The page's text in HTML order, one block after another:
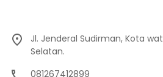
Jl. Jenderal Sudirman, Kota
Selatan.
081267412899